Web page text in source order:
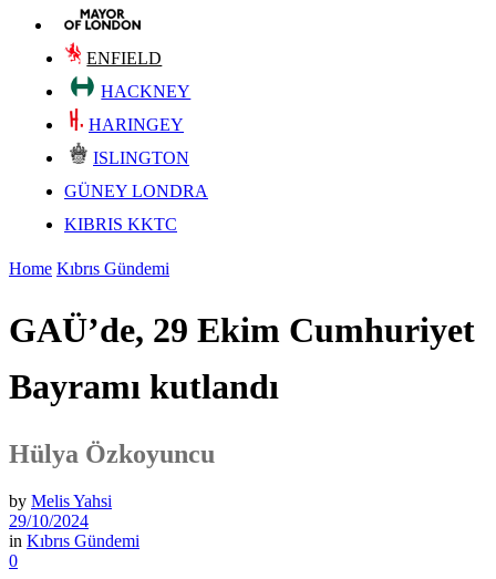
ENFIELD
HACKNEY
HARINGEY
ISLINGTON
GÜNEY LONDRA
KIBRIS KKTC
Home Kıbrıs Gündemi
GAÜ’de, 29 Ekim Cumhuriyet
Bayramı kutlandı
Hülya Özkoyuncu
by Melis Yahsi
29/10/2024
in Kıbrıs Gündemi
0